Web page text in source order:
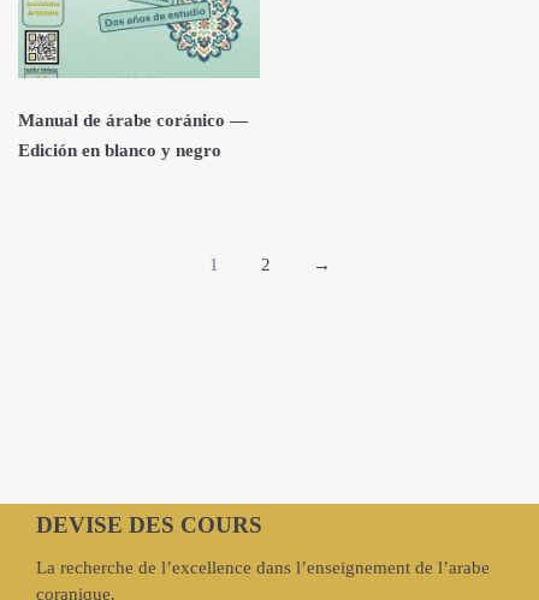
Manual de árabe coránico —
Edición en blanco y negro
1 2 →
DEVISE DES COURS
La recherche de l’excellence dans l’enseignement de l’arabe
coranique.